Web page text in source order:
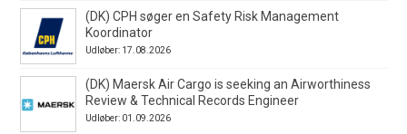
(DK) CPH søger en Safety Risk Management
Koordinator
Udløber: 17.08.2026
(DK) Maersk Air Cargo is seeking an Airworthiness
Review & Technical Records Engineer
Udløber: 01.09.2026